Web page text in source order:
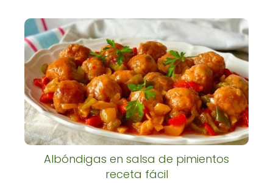
Albóndigas en salsa de pimientos
receta fácil